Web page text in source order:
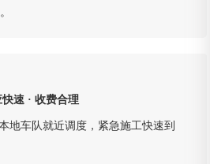
。
速 · 收费合理
地车队就近调度，紧急施工快速到